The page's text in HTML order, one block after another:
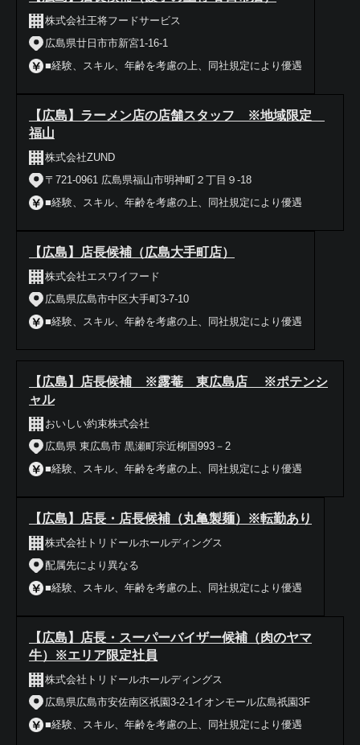
株式会社王将フードサービス
広島県廿日市市新宮1-16-1
■経験、スキル、年齢を考慮の上、同社規定により優遇
【広島】ラーメン店の店舗スタッフ ※地域限定
福山
株式会社ZUND
〒721-0961 広島県福山市明神町２丁目９-18
■経験、スキル、年齢を考慮の上、同社規定により優遇
【広島】店長候補（広島大手町店）
株式会社エスワイフード
広島県広島市中区大手町3-7-10
■経験、スキル、年齢を考慮の上、同社規定により優遇
【広島】店長候補 ※露菴 東広島店 ※ポテンシ
ャル
おいしい約束株式会社
広島県 東広島市 黒瀬町宗近柳国993－2
■経験、スキル、年齢を考慮の上、同社規定により優遇
【広島】店長・店長候補（丸亀製麺）※転勤あり
株式会社トリドールホールディングス
配属先により異なる
■経験、スキル、年齢を考慮の上、同社規定により優遇
【広島】店長・スーパーバイザー候補（肉のヤマ
牛）※エリア限定社員
株式会社トリドールホールディングス
広島県広島市安佐南区祇園3-2-1イオンモール広島祇園3F
■経験、スキル、年齢を考慮の上、同社規定により優遇